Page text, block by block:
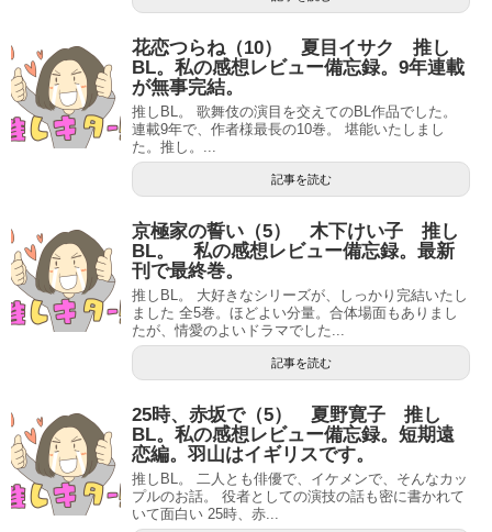
花恋つらね（10） 夏目イサク 推し
BL。私の感想レビュー備忘録。9年連載
が無事完結。
推しBL。 歌舞伎の演目を交えてのBL作品でした。
連載9年で、作者様最長の10巻。 堪能いたしまし
た。推し。...
記事を読む
京極家の誓い（5） 木下けい子 推し
BL。 私の感想レビュー備忘録。最新
刊で最終巻。
推しBL。 大好きなシリーズが、しっかり完結いたし
ました 全5巻。ほどよい分量。合体場面もありまし
たが、情愛のよいドラマでした...
記事を読む
25時、赤坂で（5） 夏野寛子 推し
BL。私の感想レビュー備忘録。短期遠
恋編。羽山はイギリスです。
推しBL。 二人とも俳優で、イケメンで、そんなカッ
プルのお話。 役者としての演技の話も密に書かれて
いて面白い 25時、赤...